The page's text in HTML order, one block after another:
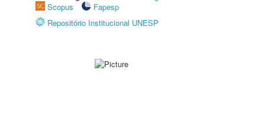
Scopus
Fapesp
Repositório Institucional UNESP